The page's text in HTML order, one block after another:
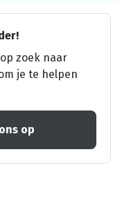
zoek naar
je te helpen
op